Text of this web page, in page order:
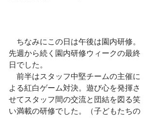
ちなみにこの日は午後は園内研修。
先週から続く園内研修ウィークの最終
日でした。
前半はスタッフ中堅チームの主催に
よる紅白ゲーム対決。遊び心を発揮さ
せてスタッフ間の交流と団結を図る笑
い満載の研修でした。（子どもたちの